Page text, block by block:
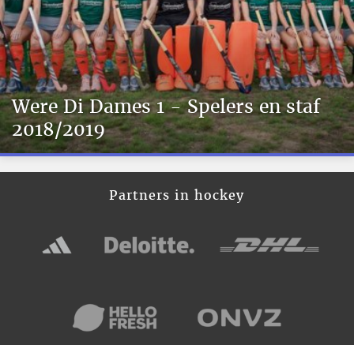
Were Di Dames 1 - Spelers en staf
2018/2019
Partners in hockey